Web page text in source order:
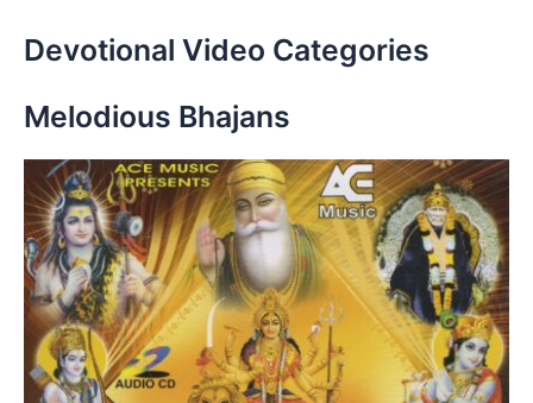
Devotional Video Categories
Melodious Bhajans